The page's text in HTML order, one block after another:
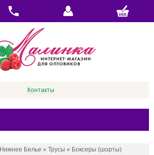
Контакты
Нижнее Белье » Трусы » Боксеры (шорты)